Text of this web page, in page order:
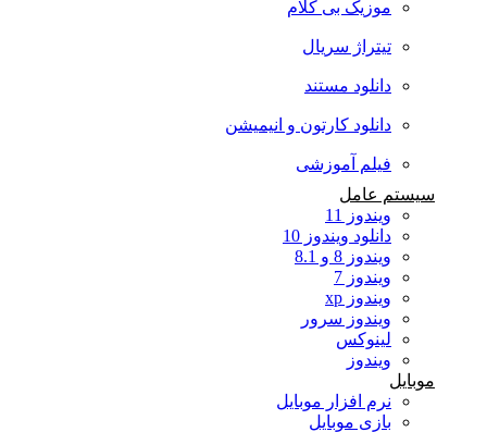
موزیک بی کلام
تیتراژ سریال
دانلود مستند
دانلود کارتون و انیمیشن
فیلم آموزشی
سیستم عامل
ویندوز 11
دانلود ویندوز 10
ویندوز 8 و 8.1
ویندوز 7
ویندوز xp
ویندوز سرور
لینوکس
ویندوز
موبایل
نرم افزار موبایل
بازی موبایل